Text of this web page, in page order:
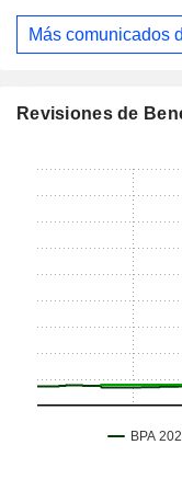
Más comunicados
Revisiones de